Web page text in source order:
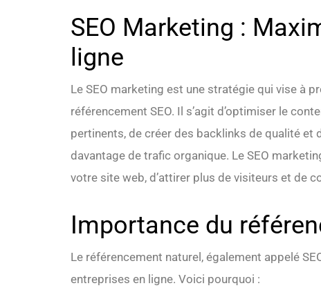
SEO Marketing :
ligne
Le SEO marketing est une stratégie qui vise à
référencement SEO. Il s’agit d’optimiser le
pertinents, de créer des backlinks de qualité et
davantage de trafic organique. Le SEO
votre site web, d’attirer plus de visiteurs et de
Importance du
Le référencement naturel, également appelé
entreprises en ligne. Voici pourquoi :